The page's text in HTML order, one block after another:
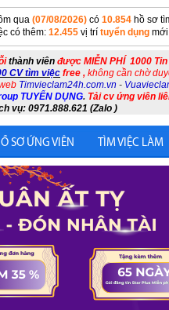
qua (07/08/2026) có 10.854 hồ sơ
có thêm: 12.455 vị trí tuyển dụng mới
thành viên được MIỄN PHÍ 1000 Tin
CV tìm việc free , không cần chờ
Timvieclam24h.com.vn -
TUYỂN DỤNG. Tải cv ứng viên
vụ: 0971.888.621 (Zalo )
SƠ ỨNG VIÊN TÌM VIỆC LÀM